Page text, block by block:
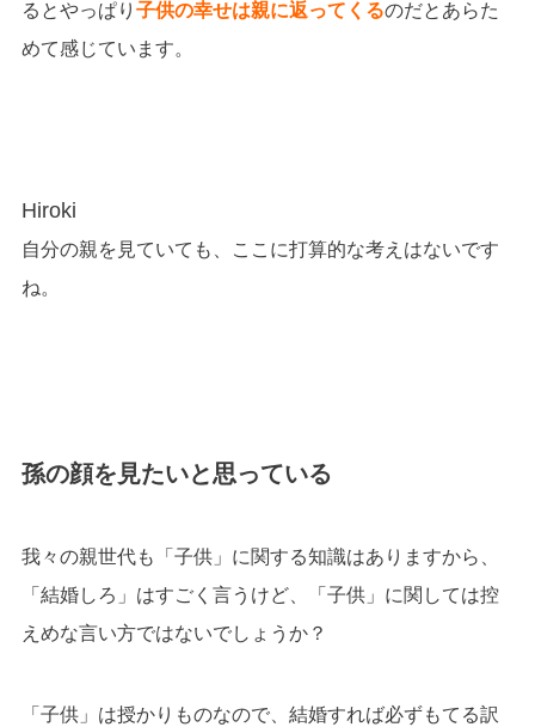
るとやっぱり 子供の幸せは親に返ってくるのだとあらた
めて感じています。
Hiroki
自分の親を見ていても、ここに打算的な考えはないです
ね。
孫の顔を見たいと思っている
我々の親世代も「子供」に関する知識はありますから、
「結婚しろ」はすごく言うけど、「子供」に関しては控
えめな言い方ではないでしょうか？
「子供」は授かりものなので、結婚すれば必ずもてる訳